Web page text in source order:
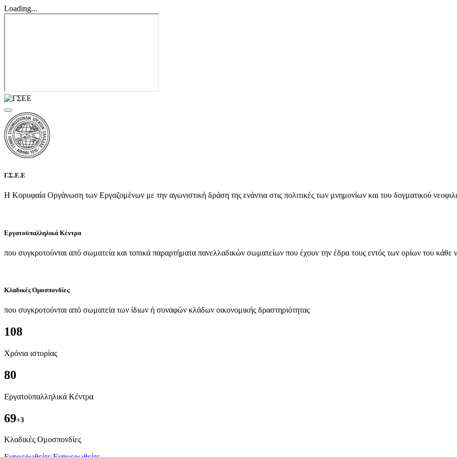
Loading...
Γ.Σ.Ε.Ε
Η Κορυφαία Οργάνωση των Εργαζομένων με την αγωνιστική δράση της ενάντια στις πολιτικές των μνημονίων και του δογματικού
Εργατοϋπαλληλικά Κέντρα
που συγκροτούνται από σωματεία και τοπικά παραρτήματα πανελλαδικών σωματείων που έχουν την έδρα τους εντός των ορίων του κάθε
Κλαδικές Ομοσπονδίες
που συγκροτούνται από σωματεία των ίδιων ή συναφών κλάδων οικονομικής δραστηριότητας
108
Χρόνια ιστορίας
80
Εργατοϋπαλληλικά Κέντρα
69+3
Kλαδικές Ομοσπονδίες